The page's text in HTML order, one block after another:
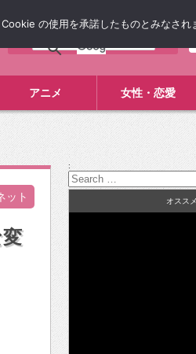
アニメ 女性・恋愛
ット
:
オスス
の使用を承諾したものとみなされ